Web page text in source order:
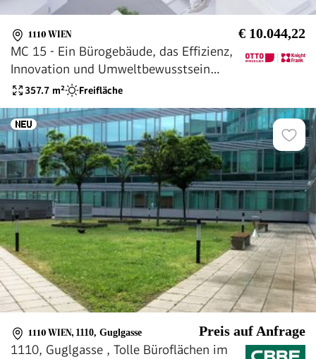
1110 WIEN € 10.044,22
MC 15 - Ein Bürogebäude, das Effizienz,
Innovation und Umweltbewusstsein
vereint.
357.7 m² Freifläche
1110 WIEN, 1110, Guglgasse Preis auf Anfrage
1110, Guglgasse , Tolle Büroflächen im